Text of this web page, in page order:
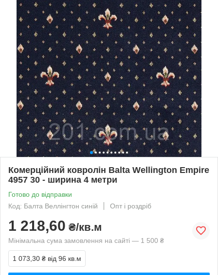
Комерційний ковролін Balta Wellington Empire
4957 30 - ширина 4 метри
Готово до відправки
Код: Балта Веллінгтон синій
Опт і роздріб
1 218,60 ₴/кв.м
Мінімальна сума замовлення на сайті — 1 500 ₴
1 073,30 ₴ від 96 кв.м